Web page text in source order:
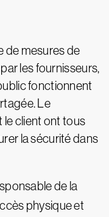
de mesures de
les fournisseurs,
fonctionnent
Le
le client ont tous
la sécurité dans
de la
physique et